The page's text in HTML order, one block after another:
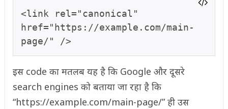
<link rel="canonical"
href="https://example.com/main-
page/" />
इस code का मतलब यह है कि Google और दूसरे
search engines को बताया जा रहा है कि
“https://example.com/main-page/” ही उस